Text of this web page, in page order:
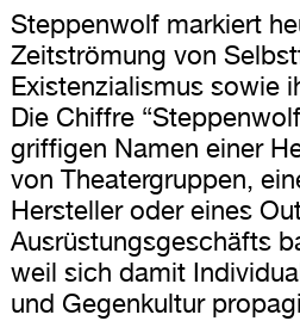
Steppenwolf markiert
Zeitströmung von
Existenzialismus sowie
Die Chiffre
griffigen Namen einer
von Theatergruppen,
Hersteller oder eines
Ausrüstungsgeschäfts
weil sich damit
und Gegenkultur